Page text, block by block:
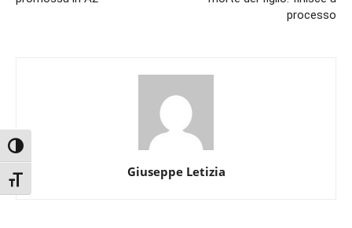
Attiva/disattiva alto contrasto
Attiva/disattiva dimensione testo
processo
Giuseppe Letizia